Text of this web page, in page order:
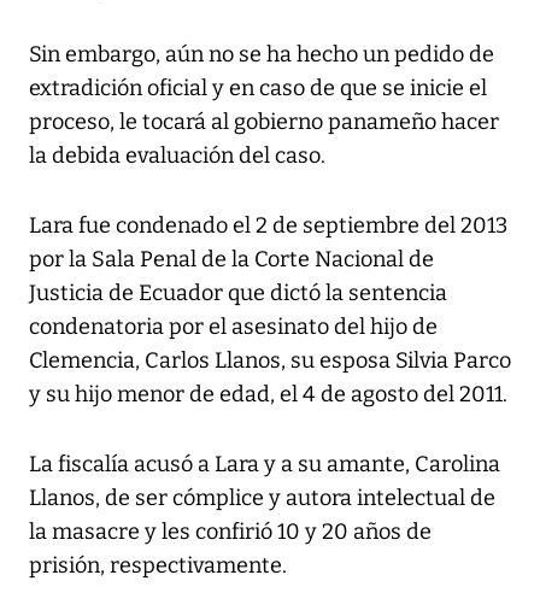
Sin embargo, aún no se ha hecho un pedido de
extradición oficial y en caso de que se inicie el
proceso, le tocará al gobierno panameño hacer
la debida evaluación del caso.
Lara fue condenado el 2 de septiembre del 2013
por la Sala Penal de la Corte Nacional de
Justicia de Ecuador que dictó la sentencia
condenatoria por el asesinato del hijo de
Clemencia, Carlos Llanos, su esposa Silvia Parco
y su hijo menor de edad, el 4 de agosto del 2011.
La fiscalía acusó a Lara y a su amante, Carolina
Llanos, de ser cómplice y autora intelectual de
la masacre y les confirió 10 y 20 años de
prisión, respectivamente.